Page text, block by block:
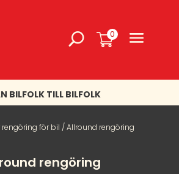
0
BILFOLK TILL BILFOLK
rengöring för bil / Allround rengöring
rengöring